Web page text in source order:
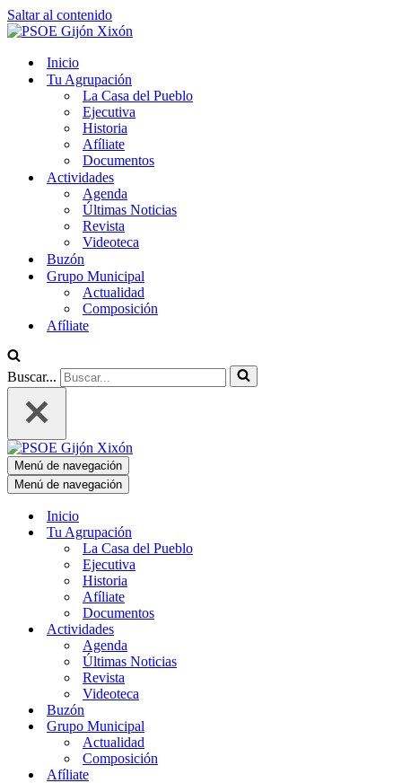
Saltar al contenido
Inicio
Tu Agrupación
La Casa del Pueblo
Ejecutiva
Historia
Afíliate
Documentos
Actividades
Agenda
Últimas Noticias
Revista
Videoteca
Buzón
Grupo Municipal
Actualidad
Composición
Afíliate
Buscar...
Menú de navegación
Menú de navegación
Inicio
Tu Agrupación
La Casa del Pueblo
Ejecutiva
Historia
Afíliate
Documentos
Actividades
Agenda
Últimas Noticias
Revista
Videoteca
Buzón
Grupo Municipal
Actualidad
Composición
Afíliate